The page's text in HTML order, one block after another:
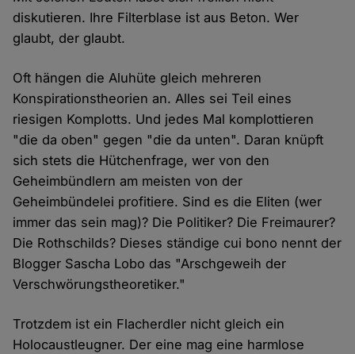
diskutieren. Ihre Filterblase ist aus Beton. Wer
glaubt, der glaubt.
Oft hängen die Aluhüte gleich mehreren
Konspirationstheorien an. Alles sei Teil eines
riesigen Komplotts. Und jedes Mal komplottieren
"die da oben" gegen "die da unten". Daran knüpft
sich stets die Hütchenfrage, wer von den
Geheimbündlern am meisten von der
Geheimbündelei profitiere. Sind es die Eliten (wer
immer das sein mag)? Die Politiker? Die Freimaurer?
Die Rothschilds? Dieses ständige cui bono nennt der
Blogger Sascha Lobo das "Arschgeweih der
Verschwörungstheoretiker."
Trotzdem ist ein Flacherdler nicht gleich ein
Holocaustleugner. Der eine mag eine harmlose